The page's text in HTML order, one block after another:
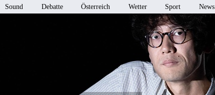
Sound Debatte Österreich Wetter Sport News